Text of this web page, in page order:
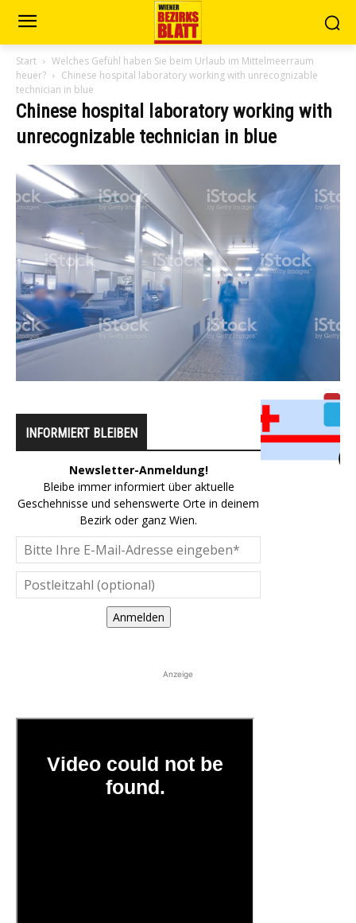
Start
Welches Gefühl haben Sie beim Urlaub im Mittelmeerraum
heuer?
Chinese hospital laboratory working with unrecognizable
technician in blue
Chinese hospital laboratory working with
unrecognizable technician in blue
INFORMIERT BLEIBEN
Newsletter-Anmeldung!
Bleibe immer informiert über aktuelle
Geschehnisse und sehenswerte Orte in deinem
Bezirk oder ganz Wien.
Anmelden
Anzeige